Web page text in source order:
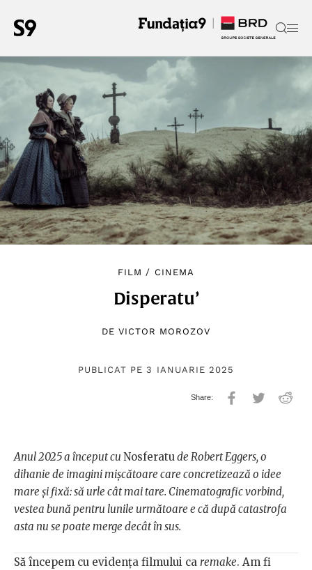
FILM / CINEMA
Disperatu’
DE VICTOR MOROZOV
PUBLICAT PE 3 IANUARIE 2025
Anul 2025 a început cu Nosferatude Robert Eggers, o
dihanie de imagini mișcătoare care concretizează o idee
mare și fixă: să urle cât mai tare. Cinematografic vorbind,
vestea bună pentru lunile următoare e că după catastrofa
asta nu se poate merge decât în sus.
Să începem cu evidența filmului ca remake. Am fi